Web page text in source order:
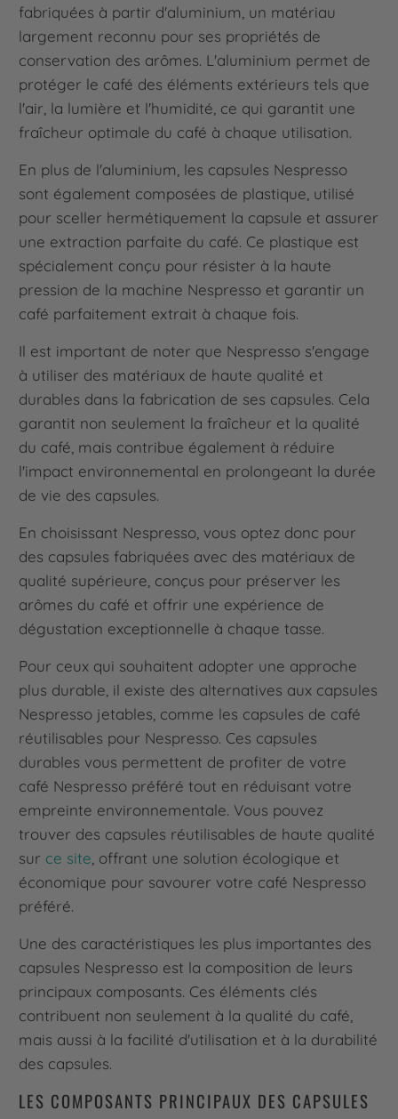
fabriquées à partir d'aluminium, un matériau
largement reconnu pour ses propriétés de
conservation des arômes. L'aluminium permet de
protéger le café des éléments extérieurs tels que
l'air, la lumière et l'humidité, ce qui garantit une
fraîcheur optimale du café à chaque utilisation.
En plus de l'aluminium, les capsules Nespresso
sont également composées de plastique, utilisé
pour sceller hermétiquement la capsule et assurer
une extraction parfaite du café. Ce plastique est
spécialement conçu pour résister à la haute
pression de la machine Nespresso et garantir un
café parfaitement extrait à chaque fois.
Il est important de noter que Nespresso s'engage
à utiliser des matériaux de haute qualité et
durables dans la fabrication de ses capsules. Cela
garantit non seulement la fraîcheur et la qualité
du café, mais contribue également à réduire
l'impact environnemental en prolongeant la durée
de vie des capsules.
En choisissant Nespresso, vous optez donc pour
des capsules fabriquées avec des matériaux de
qualité supérieure, conçus pour préserver les
arômes du café et offrir une expérience de
dégustation exceptionnelle à chaque tasse.
Pour ceux qui souhaitent adopter une approche
plus durable, il existe des alternatives aux capsules
Nespresso jetables, comme les capsules de café
réutilisables pour Nespresso. Ces capsules
durables vous permettent de profiter de votre
café Nespresso préféré tout en réduisant votre
empreinte environnementale. Vous pouvez
trouver des capsules réutilisables de haute qualité
sur ce site , offrant une solution écologique et
économique pour savourer votre café Nespresso
préféré.
Une des caractéristiques les plus importantes des
capsules Nespresso est la composition de leurs
principaux composants. Ces éléments clés
contribuent non seulement à la qualité du café,
mais aussi à la facilité d'utilisation et à la durabilité
des capsules.
LES COMPOSANTS PRINCIPAUX DES CAPSULES